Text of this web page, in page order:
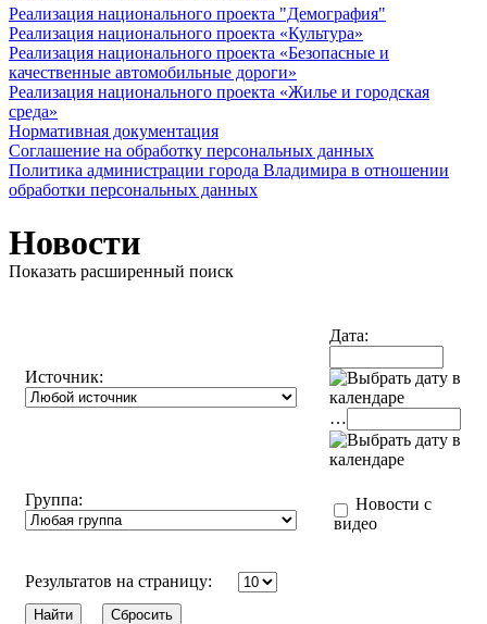
Реализация национального проекта "Демография"
Реализация национального проекта «Культура»
Реализация национального проекта «Безопасные и
качественные автомобильные дороги»
Реализация национального проекта «Жилье и городская
среда»
Нормативная документация
Соглашение на обработку персональных данных
Политика администрации города Владимира в отношении
обработки персональных данных
Новости
Показать расширенный поиск
Источник:
Дата:
…
Группа:
Новости с
видео
Результатов на страницу: